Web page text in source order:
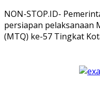
NON-STOP.ID-
persiapan pelaksanaan
(MTQ) ke-57 Tingkat